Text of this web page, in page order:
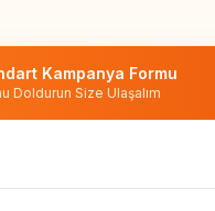
Kampanya Formu
Doldurun Size Ulaşalım